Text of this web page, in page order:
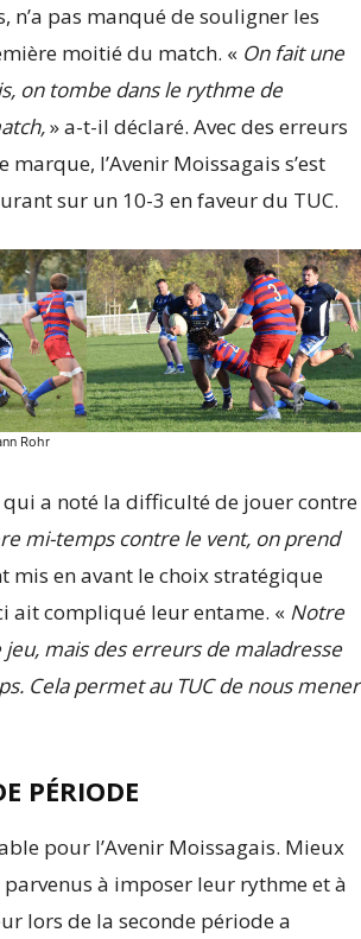
n’a pas manqué de souligner les
moitié du match. « On fait une
on tombe dans le rythme de
» a-t-il déclaré. Avec des erreurs
l’Avenir Moissagais s’est
sur un 10-3 en faveur du TUC.
Rohr
a noté la difficulté de jouer contre
mi-temps contre le vent, on prend
mis en avant le choix stratégique
ait compliqué leur entame. « Notre
mais des erreurs de maladresse
Cela permet au TUC de nous mener
PÉRIODE
pour l’Avenir Moissagais. Mieux
à imposer leur rythme et à
lors de la seconde période a